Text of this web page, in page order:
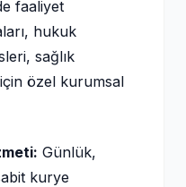
faaliyet
hukuk
sağlık
özel kurumsal
Günlük,
kurye